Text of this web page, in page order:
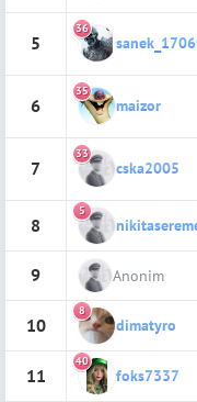
5
36
6
35
maizor
7
33
cska2005
8
5
9 Anonim
10
8
dimatyro
11
40
foks7337